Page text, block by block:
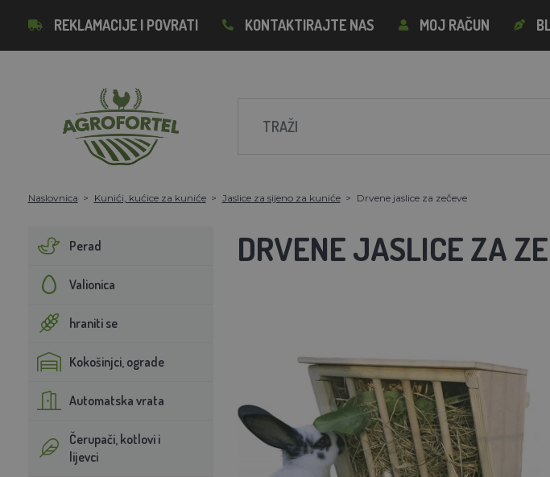
REKLAMACIJE I POVRATI KONTAKTIRAJTE NAS MOJ RAČUN
Naslovnica Kunići, kućice za kuniće Jaslice za sijeno za kuniće Drvene jaslice za zečeve
Perad
Valionica
hraniti se
Kokošinjci, ograde
Automatska vrata
Čerupači, kotlovi i
lijevci
DRVENE JASLICE ZA